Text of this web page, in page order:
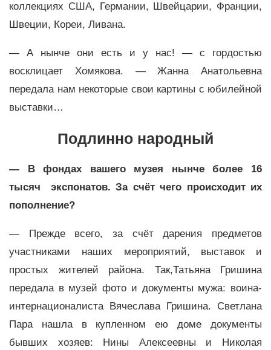
коллекциях США, Германии, Швейцарии, Франции,
Швеции, Кореи, Ливана.
— А нынче они есть и у нас! — с гордостью
восклицает Хомякова. — Жанна Анатольевна
передала нам некоторые свои картины с юбилейной
выставки…
Подлинно народный
— В фондах вашего музея нынче более 16
тысяч экспонатов. За счёт чего происходит их
пополнение?
— Прежде всего, за счёт дарения предметов
участниками наших мероприятий, выставок и
простых жителей района. Так,Татьяна Гришина
передала в музей фото и документы мужа: воина-
интернационалиста Вячеслава Гришина. Светлана
Пара нашла в купленном ею доме документы
бывших хозяев: Нины Алексеевны и Николая